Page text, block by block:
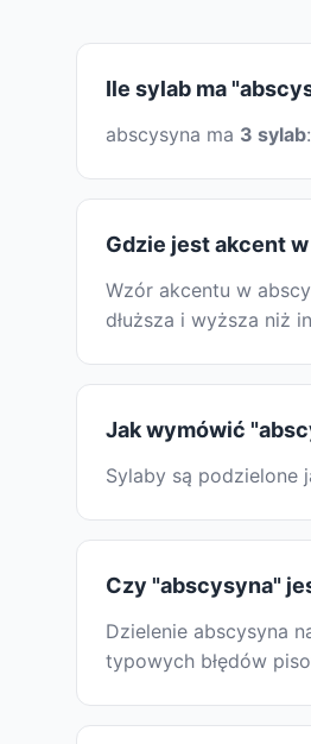
Ile sylab ma
abscysyna ma 3 sylab
Gdzie jest akcent
Wzór akcentu w
dłuższa i wyższa niż
Jak wymówić
Sylaby są podzielone
Czy "abscysyna"
Dzielenie abscysyna
typowych błędów